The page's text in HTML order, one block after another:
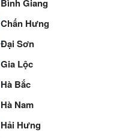
Bình Giang
Chấn Hưng
Đại Sơn
Gia Lộc
Hà Bắc
Hà Nam
Hải Hưng